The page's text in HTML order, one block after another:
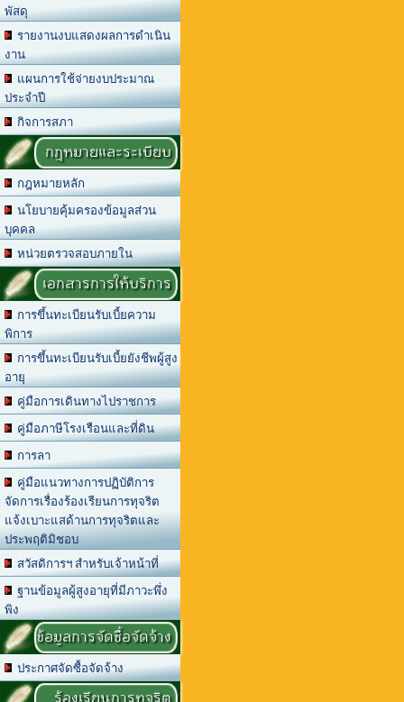
พัสดุ
รายงานงบแสดงผลการดำเนิน
งาน
แผนการใช้จ่ายงบประมาณ
ประจำปี
กิจการสภา
กฎหมายและระเบียบ
กฎหมายหลัก
นโยบายคุ้มครองข้อมูลส่วน
บุคคล
หน่วยตรวจสอบภายใน
เอกสารการให้บริการ
การขึ้นทะเบียนรับเบี้ยความ
พิการ
การขึ้นทะเบียนรับเบี้ยยังชีพผู้สูง
อายุ
คู่มือการเดินทางไปราชการ
คู่มือภาษีโรงเรือนและที่ดิน
การลา
คู่มือแนวทางการปฏิบัติการ
จัดการเรื่องร้องเรียนการทุจริต
แจ้งเบาะแสด้านการทุจริตและ
ประพฤติมิชอบ
สวัสดิการฯ สำหรับเจ้าหน้าที่
ฐานข้อมูลผู้สูงอายุที่มีภาวะพึ่ง
พิง
ข้อมูลการจัดซื้อจัดจ้าง
ประกาศจัดซื้อจัดจ้าง